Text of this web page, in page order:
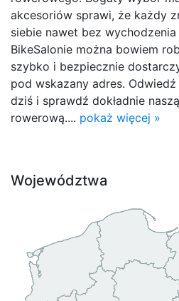
akcesoriów sprawi, że każdy
siebie nawet bez
BikeSalonie można bowiem
szybko i bezpiecznie
pod wskazany adres.
dziś i sprawdź dokładnie
rowerową.... pokaż więcej »
Województwa